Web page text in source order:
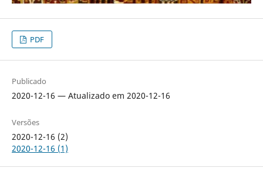
PDF
Publicado
2020-12-16 — Atualizado em 2020-12-16
Versões
2020-12-16 (2)
2020-12-16 (1)